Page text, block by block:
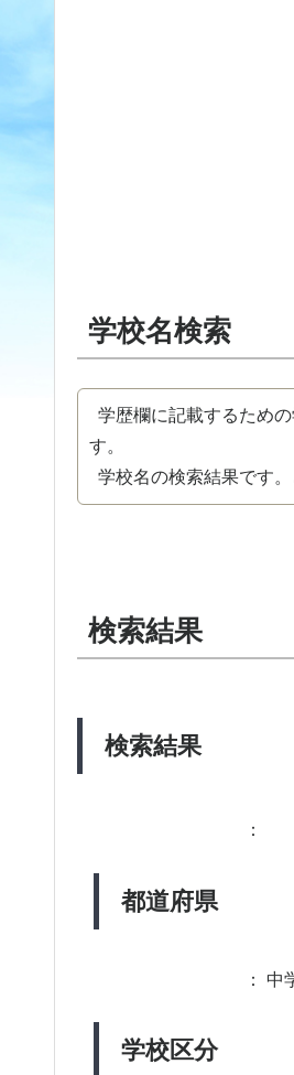
学校名検索
学歴欄に記載するため
す。
学校名の検索結果です
検索結果
検索結果
都道府県
：
学校区分
： 中